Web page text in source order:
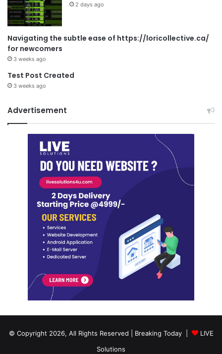
2 days ago
Navigating the subtle ease of https://loricollective.ca/
for newcomers
3 weeks ago
Test Post Created
3 weeks ago
Advertisement
© Copyright 2026, All Rights Reserved | Breaking Today |
LIVE
Solutions